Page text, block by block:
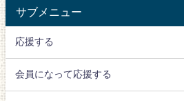
サブメニュー
応援する
会員になって応援する